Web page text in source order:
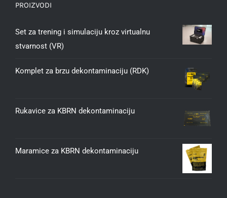
PROIZVODI
Set za trening i simulaciju kroz virtualnu
stvarnost (VR)
Komplet za brzu dekontaminaciju (RDK)
Rukavice za KBRN dekontaminaciju
Maramice za KBRN dekontaminaciju